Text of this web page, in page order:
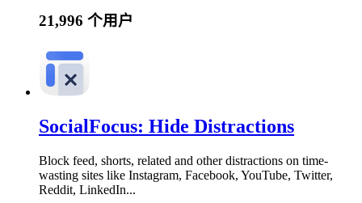
21,996 个用户
SocialFocus: Hide Distractions
Block feed, shorts, related and other distractions on time-
wasting sites like Instagram, Facebook, YouTube, Twitter,
Reddit, LinkedIn...